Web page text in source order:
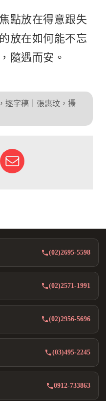
點放在得意跟失
放在如何能不忘
隨遇而安。
逐字稿｜張惠玟，攝
(02)2695-5598
(02)2571-1991
(02)2956-5696
(03)495-2245
0912-733863